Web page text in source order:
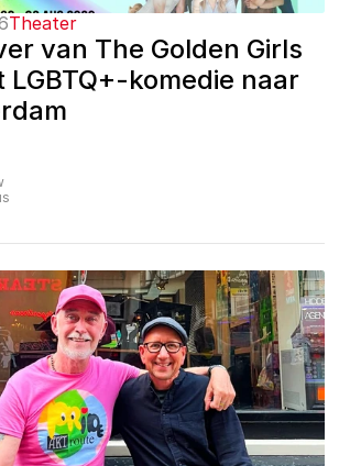
Theater
van The Golden Girls
LGBTQ+-komedie naar